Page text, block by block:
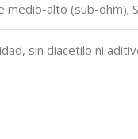
alto (sub-ohm);
sin diacetilo ni